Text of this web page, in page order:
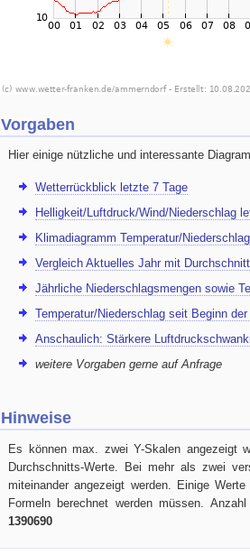
Vorgaben
Hier einige nützliche und interessante
Wetterrückblick letzte 7 Tage
Helligkeit/Luftdruck/Wind/Niederschlag
Klimadiagramm Temperatur/Niederschlag
Vergleich Aktuelles Jahr mit Durchschnitt
Jährliche Niederschlagsmengen sowie
Temperatur/Niederschlag seit Beginn
Anschaulich: Stärkere
weitere Vorgaben gerne auf Anfrage
Hinweise
Es können max. zwei Y-Skalen angezeigt
Durchschnitts-Werte. Bei mehr als zwei
miteinander angezeigt werden. Einige
Formeln berechnet werden müssen.
1390690